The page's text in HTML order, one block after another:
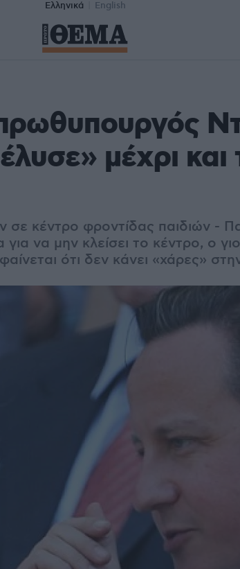
Ελληνικά English
μέχρι και
σε κέντρο φροντίδας παιδιών -
να μην κλείσει το κέντρο, ο
ότι δεν κάνει «χάρες»